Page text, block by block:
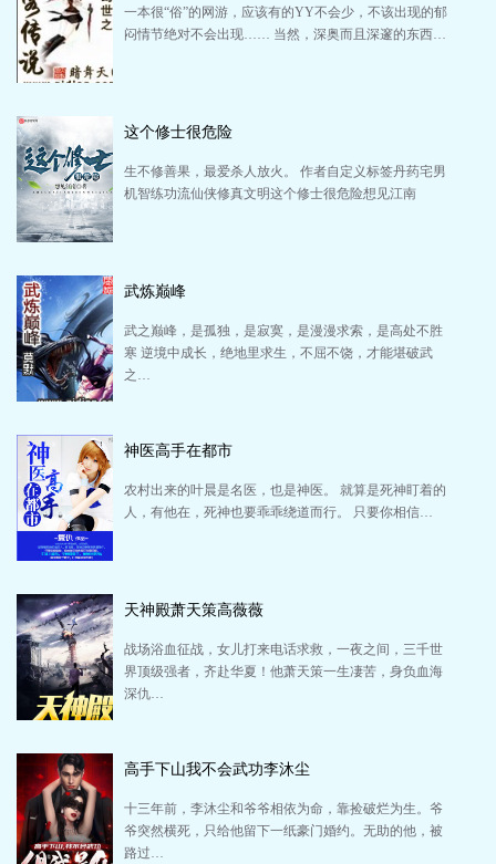
一本很“俗”的网游，应该有的YY不会少，不该出现的郁
闷情节绝对不会出现…… 当然，深奥而且深邃的东西…
这个修士很危险
生不修善果，最爱杀人放火。 作者自定义标签丹药宅男
机智练功流仙侠修真文明这个修士很危险想见江南
武炼巅峰
武之巅峰，是孤独，是寂寞，是漫漫求索，是高处不胜
寒 逆境中成长，绝地里求生，不屈不饶，才能堪破武
之…
神医高手在都市
农村出来的叶晨是名医，也是神医。 就算是死神盯着的
人，有他在，死神也要乖乖绕道而行。 只要你相信…
天神殿萧天策高薇薇
战场浴血征战，女儿打来电话求救，一夜之间，三千世
界顶级强者，齐赴华夏！他萧天策一生凄苦，身负血海
深仇…
高手下山我不会武功李沐尘
十三年前，李沐尘和爷爷相依为命，靠捡破烂为生。爷
爷突然横死，只给他留下一纸豪门婚约。无助的他，被
路过…